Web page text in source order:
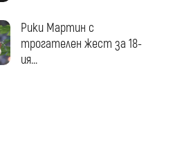
Рики Мартин с
трогателен жест за 18-
ия...